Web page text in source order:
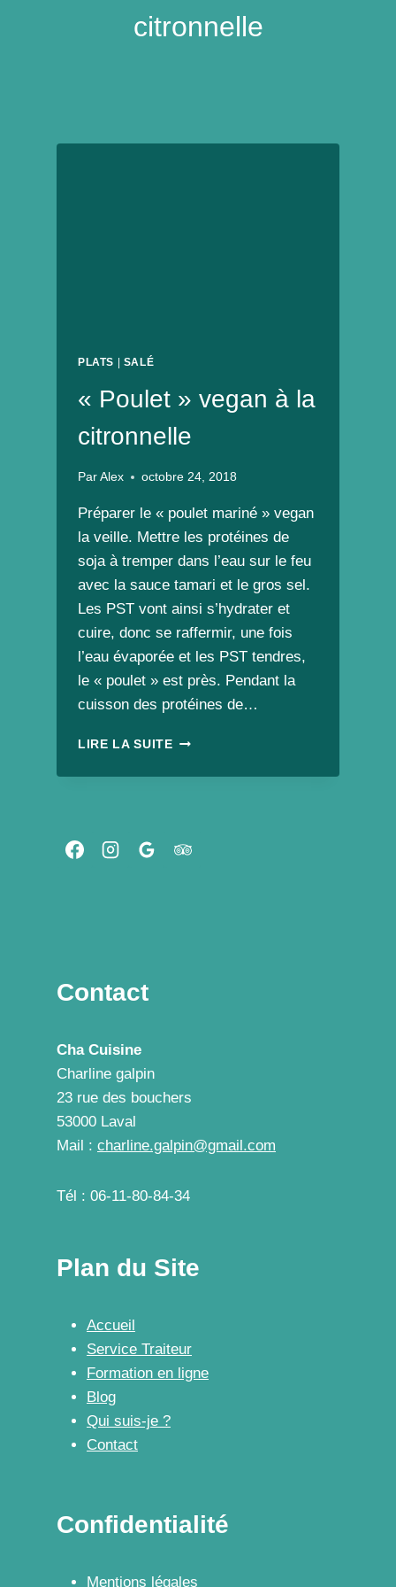
citronnelle
PLATS | SALÉ
« Poulet » vegan à la
citronnelle
Par Alex octobre 24, 2018
Préparer le « poulet mariné » vegan
la veille. Mettre les protéines de
soja à tremper dans l’eau sur le feu
avec la sauce tamari et le gros sel.
Les PST vont ainsi s’hydrater et
cuire, donc se raffermir, une fois
l’eau évaporée et les PST tendres,
le « poulet » est près. Pendant la
cuisson des protéines de…
LIRE LA SUITE« POULET »
À
Contact
Cha Cuisine
Charline galpin
23 rue des bouchers
53000 Laval
Mail : charline.galpin@gmail.com
Tél : 06-11-80-84-34
Plan du Site
Accueil
Service Traiteur
Formation en ligne
Blog
Qui suis-je ?
Contact
Confidentialité
Mentions légales